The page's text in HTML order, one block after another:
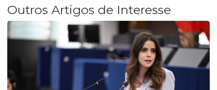
Outros Artigos de Interesse